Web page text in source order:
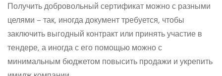
Получить добровольный сертификат можно с разными
целями – так, иногда документ требуется, чтобы
заключить выгодный контракт или принять участие в
тендере, а иногда с его помощью можно с
минимальным бюджетом повысить продажи и укрепить